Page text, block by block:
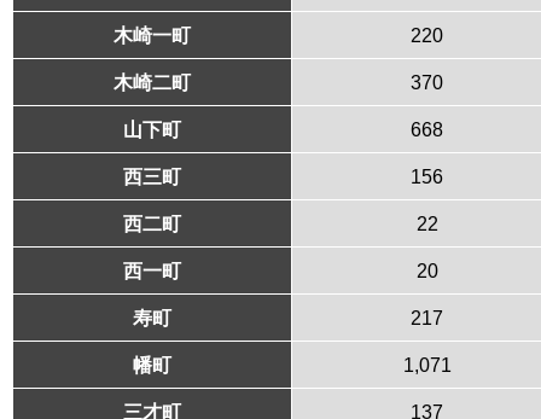
木崎一町 220
木崎二町 370
山下町 668
西三町 156
西二町 22
西一町 20
寿町 217
幡町 1,071
三才町 137